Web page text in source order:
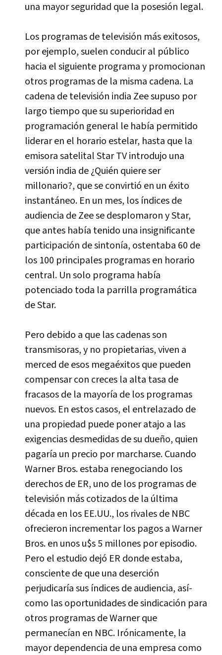
una mayor seguridad que la posesión legal.
Los programas de televisión más exitosos,
por ejemplo, suelen conducir al público
hacia el siguiente programa y promocionan
otros programas de la misma cadena. La
cadena de televisión india Zee supuso por
largo tiempo que su superioridad en
programación general le habí­a permitido
liderar en el horario estelar, hasta que la
emisora satelital Star TV introdujo una
versión india de ¿Quién quiere ser
millonario?, que se convirtió en un éxito
instantáneo. En un mes, los í­ndices de
audiencia de Zee se desplomaron y Star,
que antes habí­a tenido una insignificante
participación de sintoní­a, ostentaba 60 de
los 100 principales programas en horario
central. Un solo programa habí­a
potenciado toda la parrilla programática
de Star.
Pero debido a que las cadenas son
transmisoras, y no propietarias, viven a
merced de esos megaéxitos que pueden
compensar con creces la alta tasa de
fracasos de la mayorí­a de los programas
nuevos. En estos casos, el entrelazado de
una propiedad puede poner atajo a las
exigencias desmedidas de su dueño, quien
pagarí­a un precio por marcharse. Cuando
Warner Bros. estaba renegociando los
derechos de ER, uno de los programas de
televisión más cotizados de la última
década en los EE.UU., los rivales de NBC
ofrecieron incrementar los pagos a Warner
Bros. en unos u$s 5 millones por episodio.
Pero el estudio dejó ER donde estaba,
consciente de que una deserción
perjudicarí­a sus í­ndices de audiencia, así­
como las oportunidades de sindicación para
otros programas de Warner que
permanecí­an en NBC. Irónicamente, la
mayor dependencia de una empresa como